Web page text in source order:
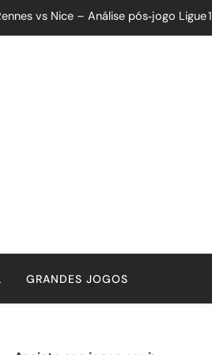
vs Nice – Análise pós‑jogo Ligue 1
o Resultado Esconde o Progresso
Que Nasceu da Garra e do Controle
Um Jogo de Controle e Maturidade
o Resultado Esconde o Progresso
GRANDES JOGOS